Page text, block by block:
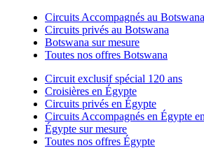
Circuits Accompagnés au Botswana
Circuits privés au Botswana
Botswana sur mesure
Toutes nos offres Botswana
Circuit exclusif spécial 120 ans
Croisières en Égypte
Circuits privés en Égypte
Circuits Accompagnés en Égypte
Égypte sur mesure
Toutes nos offres Égypte